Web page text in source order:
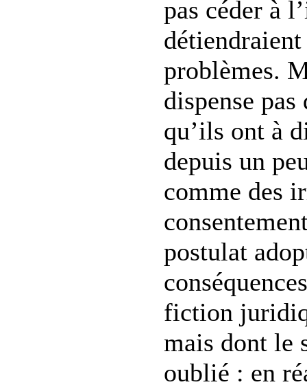
pas céder à
problèmes.
dispense pas
qu’ils ont à
depuis un
comme des
postulat
fiction
mais dont le
oublié : en